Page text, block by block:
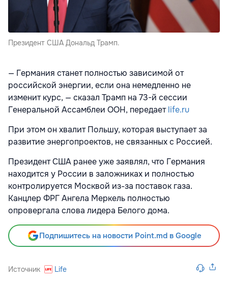
Президент США Дональд Трамп.
— Германия станет полностью зависимой от
российской энергии, если она немедленно не
изменит курс, — сказал Трамп на 73-й сессии
Генеральной Ассамблеи ООН, передаетlife.ru
При этом он хвалит Польшу, которая выступает за
развитие энергопроектов, не связанных с Россией.
Президент США ранее уже заявлял, что Германия
находится у России в заложниках и полностью
контролируется Москвой из-за поставок газа.
Канцлер ФРГ Ангела Меркель полностью
опровергала слова лидера Белого дома.
Подпишитесь на новости Point.md в Google
Источник Life